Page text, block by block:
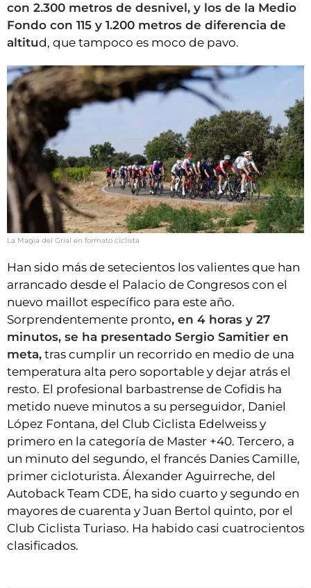
con 2.300 metros de desnivel, y los de la Medio
Fondo con 115 y 1.200 metros de diferencia de
altitud, que tampoco es moco de pavo.
La Magia del Grial en formato ciclista
Han sido más de setecientos los valientes que han
arrancado desde el Palacio de Congresos con el
nuevo maillot específico para este año.
Sorprendentemente pronto, en 4 horas y 27
minutos, se ha presentado Sergio Samitier en
meta, tras cumplir un recorrido en medio de una
temperatura alta pero soportable y dejar atrás el
resto. El profesional barbastrense de Cofidis ha
metido nueve minutos a su perseguidor, Daniel
López Fontana, del Club Ciclista Edelweiss y
primero en la categoría de Master +40. Tercero, a
un minuto del segundo, el francés Danies Camille,
primer cicloturista. Álexander Aguirreche, del
Autoback Team CDE, ha sido cuarto y segundo en
mayores de cuarenta y Juan Bertol quinto, por el
Club Ciclista Turiaso. Ha habido casi cuatrocientos
clasificados.